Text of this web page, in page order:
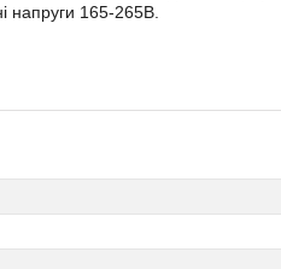
напруги 165-265В.